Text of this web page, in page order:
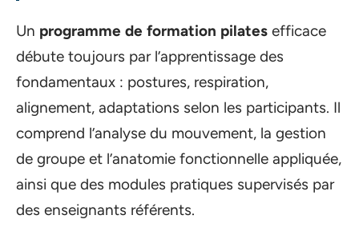
Un programme de formation pilates efficace
débute toujours par l’apprentissage des
fondamentaux : postures, respiration,
alignement, adaptations selon les participants. Il
comprend l’analyse du mouvement, la gestion
de groupe et l’anatomie fonctionnelle appliquée,
ainsi que des modules pratiques supervisés par
des enseignants référents.